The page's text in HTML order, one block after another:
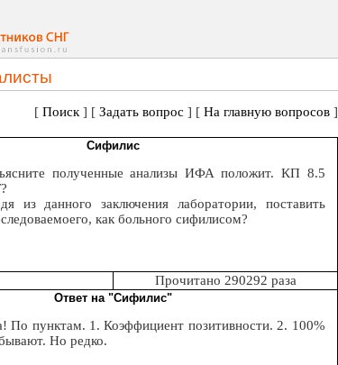
[ Поиск] [ Задать вопрос ] [ На главную вопросов]
Сифилис
полученные анализы ИФА положит. КП 8.5
из данного заключения лаборатории, поставить
как больного сифилисом?
Прочитано 290292 раза
Ответ на "Сифилис"
По пунктам. 1. Коэффициент позитивности. 2. 100%
Но редко.